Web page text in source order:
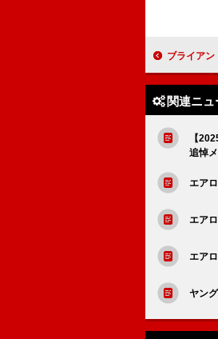
ブライアン・イーノ
関連ニュ
【
追悼
エア
エア
エア
ヤン